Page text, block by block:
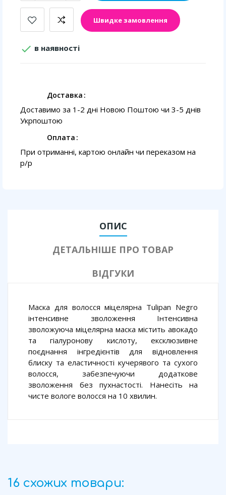
Швидке замовлення
 в наявності
Доставка
Доставимо за 1-2 дні Новою Поштою чи 3-5 днів
Укрпоштою
Оплата
При отриманні, картою онлайн чи переказом на
p/p
ОПИС
ДЕТАЛЬНІШЕ ПРО ТОВАР
ВІДГУКИ
Маска для волосся міцелярна Tulipan Negro
інтенсивне зволоження Інтенсивна
зволожуюча міцелярна маска містить авокадо
та гіалуронову кислоту, ексклюзивне
поєднання інгредієнтів для відновлення
блиску та еластичності кучерявого та сухого
волосся, забезпечуючи додаткове
зволоження без пухнастості. Нанесіть на
чисте вологе волосся на 10 хвилин.
16 схожих товари: